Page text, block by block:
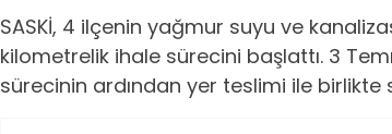
SASKİ, 4 ilçenin yağmur suyu ve
kilometrelik ihale sürecini başlattı. 3
sürecinin ardından yer teslimi ile birlikte